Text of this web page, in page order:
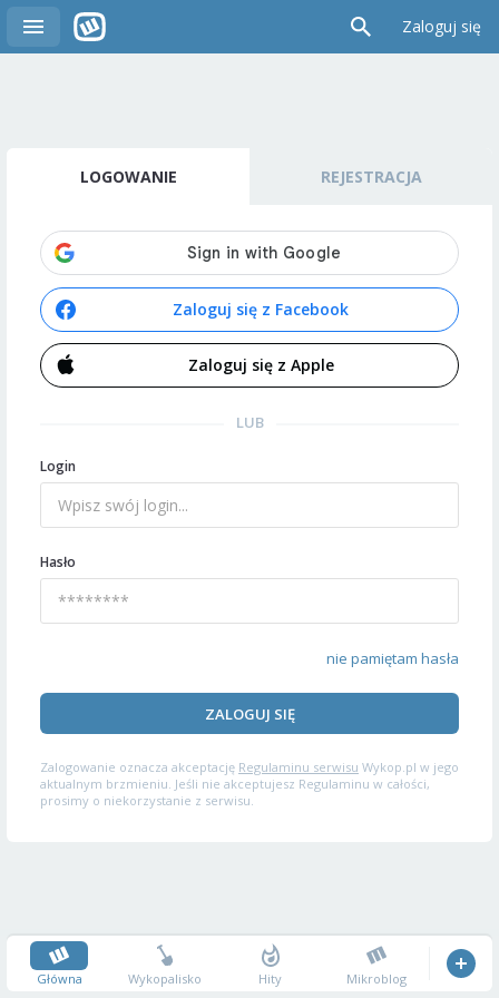
Zaloguj się
LOGOWANIE REJESTRACJA
Zaloguj się z Facebook
Zaloguj się z Apple
LUB
Login
Hasło
nie pamiętam hasła
ZALOGUJ SIĘ
Zalogowanie oznacza akceptację Regulaminu serwisu Wykop.pl w jego
aktualnym brzmieniu. Jeśli nie akceptujesz Regulaminu w całości,
prosimy o niekorzystanie z serwisu.
Główna Wykopalisko Hity Mikroblog